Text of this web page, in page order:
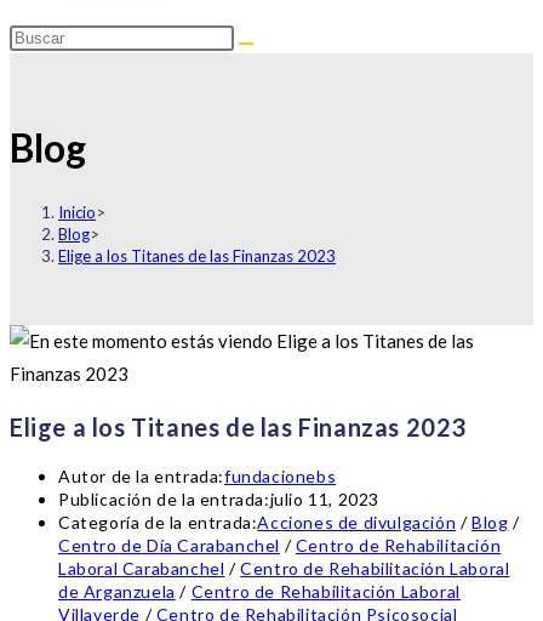
Blog
Inicio>
Blog>
Elige a los Titanes de las Finanzas 2023
Elige a los Titanes de las Finanzas 2023
Autor de la entrada:fundacionebs
Publicación de la entrada:julio 11, 2023
Categoría de la entrada:Acciones de divulgación / Blog /
Centro de Día Carabanchel / Centro de Rehabilitación
Laboral Carabanchel / Centro de Rehabilitación Laboral
de Arganzuela / Centro de Rehabilitación Laboral
Villaverde / Centro de Rehabilitación Psicosocial